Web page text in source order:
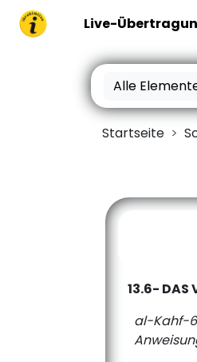
Live-
Alle
Startseite
13.6- DAS
al-Kahf-